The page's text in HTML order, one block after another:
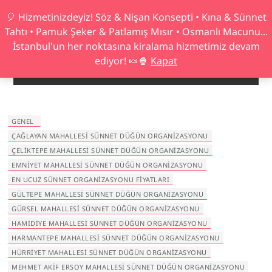
🎈 Hizmetinizdeyiz! Söz & Nişan Konsepti • Kına & Sünnet
Tahtı • Pamuk Şeker & Patlamış Mısır • Osmanlı Macunu...
İstanbul'un her noktasına kiralama hizmetimiz devam
ediyor! 🍬🍿 Kapat
to
contentHatıra Organizasyon
HAFIZALAR DA KALAN EN GÜZEL HATIRA LAR IÇIN.
GENEL
ÇAĞLAYAN MAHALLESI SÜNNET DÜĞÜN ORGANIZASYONU
ÇELIKTEPE MAHALLESI SÜNNET DÜĞÜN ORGANIZASYONU
EMNIYET MAHALLESI SÜNNET DÜĞÜN ORGANIZASYONU
EN UCUZ SÜNNET ORGANIZASYONU FIYATLARI
GÜLTEPE MAHALLESI SÜNNET DÜĞÜN ORGANIZASYONU
GÜRSEL MAHALLESI SÜNNET DÜĞÜN ORGANIZASYONU
HAMIDIYE MAHALLESI SÜNNET DÜĞÜN ORGANIZASYONU
HARMANTEPE MAHALLESI SÜNNET DÜĞÜN ORGANIZASYONU
HÜRRIYET MAHALLESI SÜNNET DÜĞÜN ORGANIZASYONU
MEHMET AKIF ERSOY MAHALLESI SÜNNET DÜĞÜN ORGANIZASYONU